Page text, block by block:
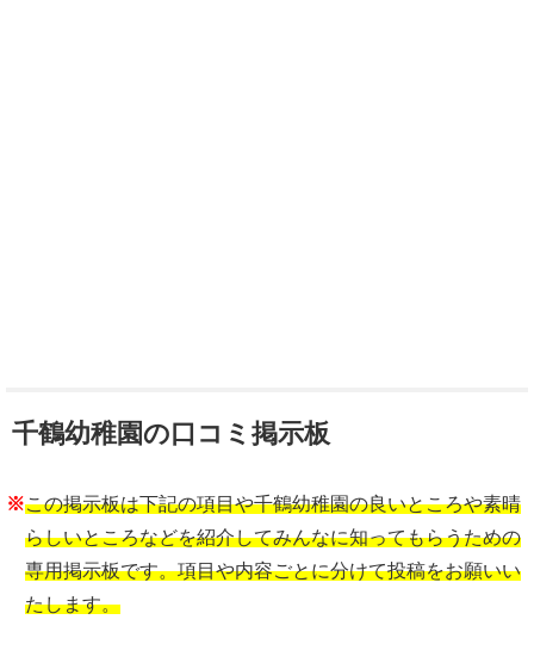
千鶴幼稚園の口コミ掲示板
※この掲示板は下記の項目や千鶴幼稚園の良いところや素晴
らしいところなどを紹介してみんなに知ってもらうための
専用掲示板です。項目や内容ごとに分けて投稿をお願いい
たします。